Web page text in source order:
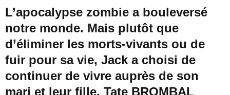
L’apocalypse zombie a bouleversé
notre monde. Mais plutôt que
d’éliminer les morts-vivants ou de
fuir pour sa vie, Jack a choisi de
continuer de vivre auprès de son
mari et leur fille. Tate BROMBAL